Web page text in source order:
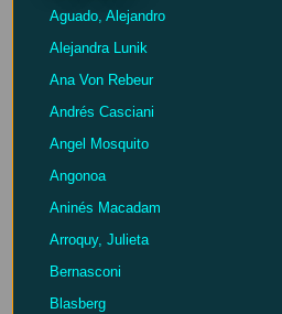
Aguado, Alejandro
Alejandra Lunik
Ana Von Rebeur
Andrés Casciani
Angel Mosquito
Angonoa
Aninés Macadam
Arroquy, Julieta
Bernasconi
Blasberg